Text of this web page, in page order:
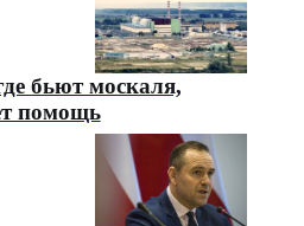
бьют москаля,
помощь